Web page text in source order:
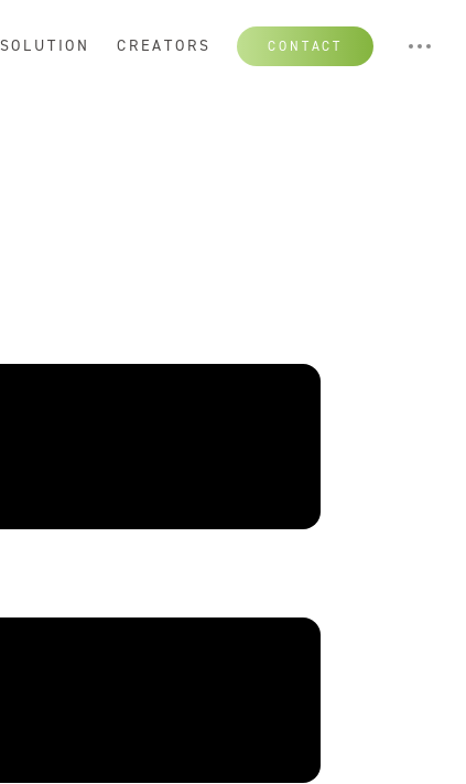
SOLUTION CREATORS CONTACT